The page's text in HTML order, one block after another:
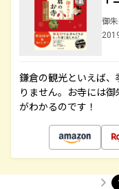
御
鎌倉の観光といえば
りません。お寺には
がわかるのです！